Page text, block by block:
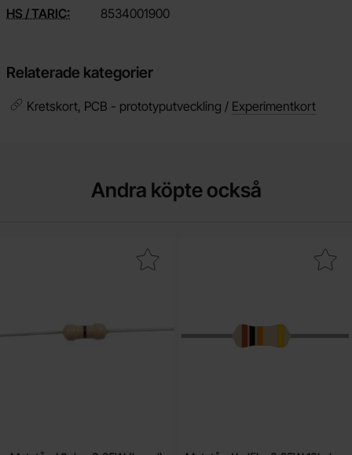
HS / TARIC:
8534001900
Relaterade kategorier
Kretskort, PCB - prototyputveckling / Experimentkort
Andra köpte också
Makera motstånd 0ohm 0.25W (bygel) som favorit
Makera motstånd kolfilm 0.25W